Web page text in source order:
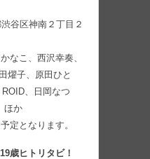
谷区神南２丁目２
なこ、西沢幸奏、
燿子、原田ひと
、日岡なつ
ほか
定となります。
歳ヒトリタビ！